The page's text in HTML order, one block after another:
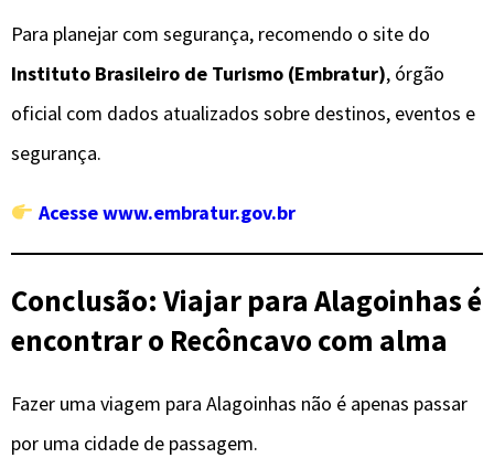
Para planejar com segurança, recomendo o site do
Instituto Brasileiro de Turismo (Embratur), órgão
oficial com dados atualizados sobre destinos, eventos e
segurança.
Acesse www.embratur.gov.br
Conclusão: Viajar para Alagoinhas é
encontrar o Recôncavo com alma
Fazer uma viagem para Alagoinhas não é apenas passar
por uma cidade de passagem.